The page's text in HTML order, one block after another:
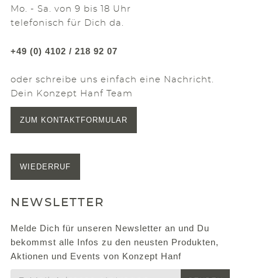
Mo. - Sa. von 9 bis 18 Uhr
telefonisch für Dich da.
+49 (0) 4102 / 218 92 07
oder schreibe uns einfach eine Nachricht.
Dein Konzept Hanf Team
ZUM KONTAKTFORMULAR
WIEDERRUF
NEWSLETTER
Melde Dich für unseren Newsletter an und Du
bekommst alle Infos zu den neusten Produkten,
Aktionen und Events von Konzept Hanf